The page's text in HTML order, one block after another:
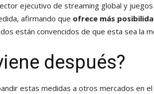
ejecutivo de streaming global y
afirmando que ofrece más
están convencidos de que esta sea la
después?
estas medidas a otros mercados en